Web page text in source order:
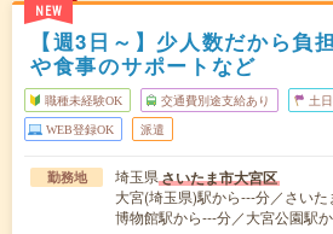
NEW
【週3日～】少人数だから負
や食事のサポートなど
職種未経験OK 交通費別途支給あり 土
WEB登録OK 派遣
勤務地 埼玉県さいたま市大宮区
大宮(埼玉県)駅から---分／さい
博物館駅から---分／大宮公園駅